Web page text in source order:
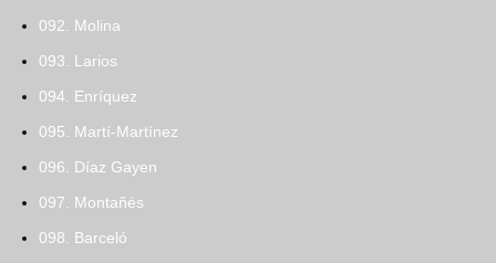
092. Molina
093. Larios
094. Enríquez
095. Martí-Martínez
096. Díaz Gayen
097. Montañés
098. Barceló